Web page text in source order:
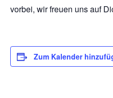
vorbei, wir freuen uns auf
Zum Kalender